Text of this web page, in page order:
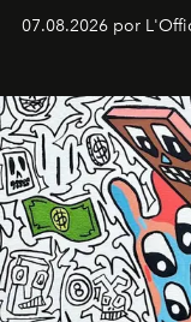
diseño y el
07.08.2026 por